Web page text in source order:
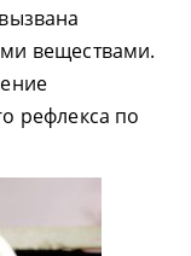
веществами.
рефлекса по